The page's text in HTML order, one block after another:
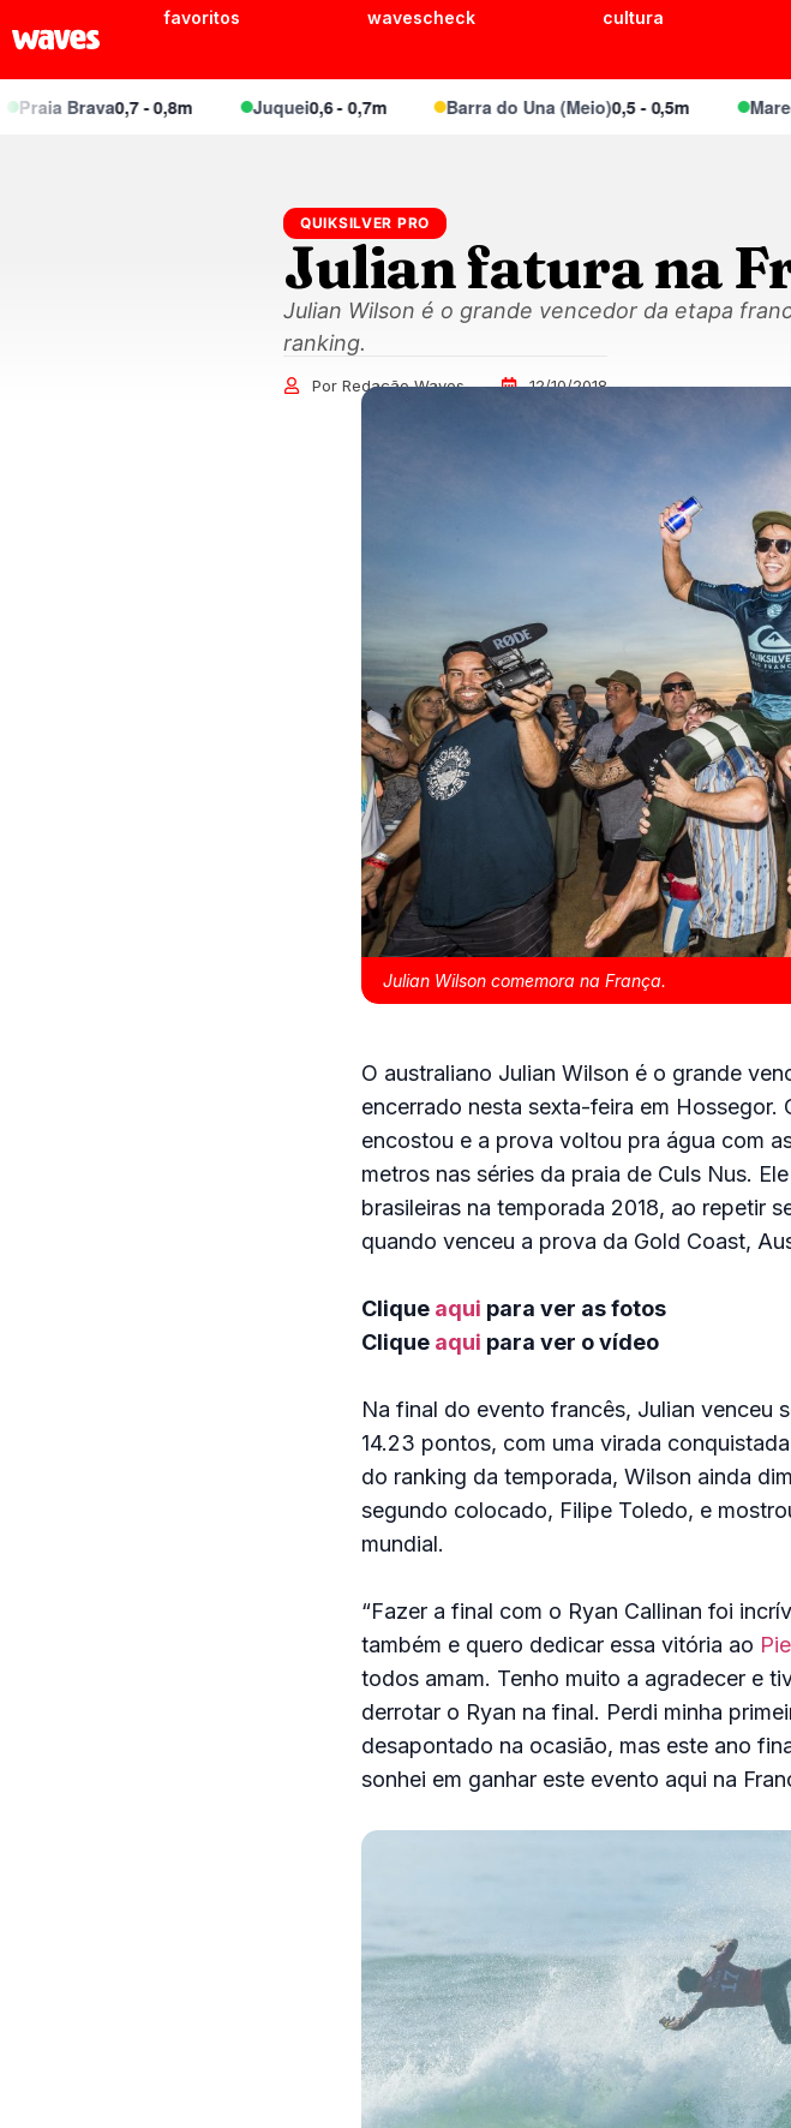
favoritos wavescheck cultura
Brava0,7 - 0,8m Juquei0,6 - 0,7m Barra do Una (Meio)0,5 - 0,5m Maresias
QUIKSILVER PRO
Julian fatura na
Julian Wilson é o grande vencedor da etapa
ranking.
Por Redação Waves 12/10/2018
Julian Wilson comemora na França.
O australiano Julian Wilson é o grande
encerrado nesta sexta-feira em
encostou e a prova voltou pra água com
metros nas séries da praia de Culs Nus.
brasileiras na temporada 2018, ao repetir
quando venceu a prova da Gold Coast,
Clique aqui para ver as fotos
Clique aqui para ver o vídeo
Na final do evento francês, Julian venceu
14.23 pontos, com uma virada
do ranking da temporada, Wilson ainda
segundo colocado, Filipe Toledo, e
mundial.
“Fazer a final com o Ryan Callinan foi
também e quero dedicar essa vitória ao
todos amam. Tenho muito a agradecer e
derrotar o Ryan na final. Perdi minha
desapontado na ocasião, mas este ano
sonhei em ganhar este evento aqui na